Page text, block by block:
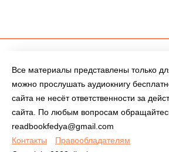
Все материалы представлены только
можно прослушать аудиокнигу
сайта не несёт ответственности за
сайта. По любым вопросам
readbookfedya@gmail.com
Контакты
Правообладателям